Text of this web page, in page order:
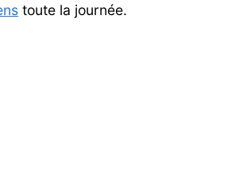
toute la journée.